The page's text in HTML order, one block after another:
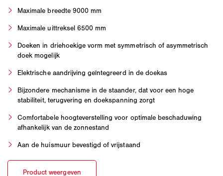
Maximale breedte 9000 mm
Maximale uittreksel 6500 mm
Doeken in driehoekige vorm met symmetrisch of asymmetrisch
doek mogelijk
Elektrische aandrijving geïntegreerd in de doekas
Bijzondere mechanisme in de staander, dat voor een hoge
stabiliteit, terugvering en doekspanning zorgt
Comfortabele hoogteverstelling voor optimale beschaduwing
afhankelijk van de zonnestand
Aan de huismuur bevestigd of vrijstaand